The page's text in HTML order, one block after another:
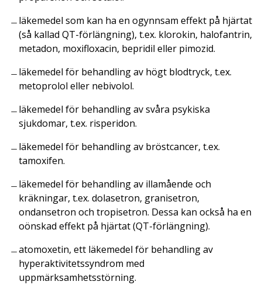
läkemedel som kan ha en ogynnsam effekt på hjärtat
(så kallad QT-förlängning), t.ex. klorokin, halofantrin,
metadon, moxifloxacin, bepridil eller pimozid.
läkemedel för behandling av högt blodtryck, t.ex.
metoprolol eller nebivolol.
läkemedel för behandling av svåra psykiska
sjukdomar, t.ex. risperidon.
läkemedel för behandling av bröstcancer, t.ex.
tamoxifen.
läkemedel för behandling av illamående och
kräkningar, t.ex. dolasetron, granisetron,
ondansetron och tropisetron. Dessa kan också ha en
oönskad effekt på hjärtat (QT-förlängning).
atomoxetin, ett läkemedel för behandling av
hyperaktivitetssyndrom med
uppmärksamhetsstörning.